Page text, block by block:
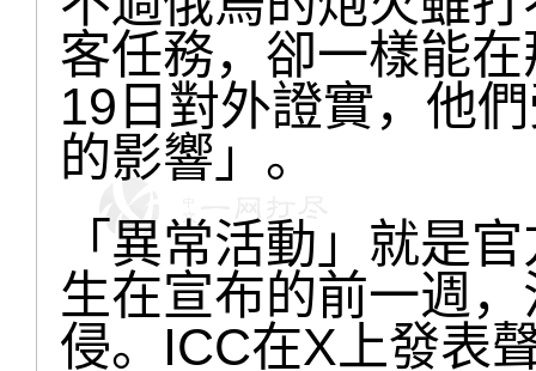
客任務，卻一樣能
19日對外證實，他
的影響」。
「異常活動」就是
生在宣布的前一週
侵。ICC在X上發表